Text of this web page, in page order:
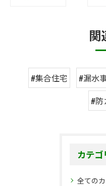
関
#集合住宅 #漏水
#防
カテゴ
全ての